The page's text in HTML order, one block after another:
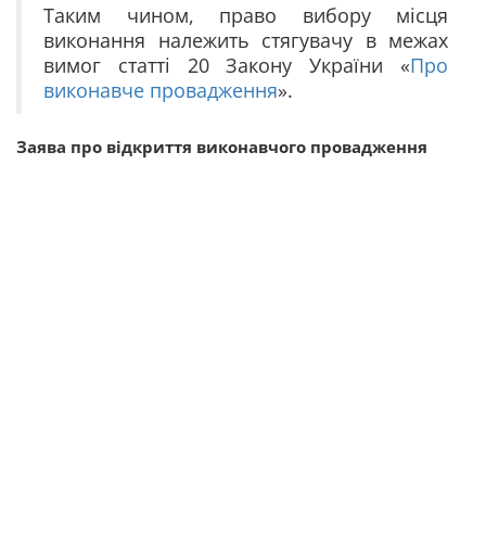
Таким чином, право вибору місця
виконання належить стягувачу в межах
вимог статті 20 Закону України «Про
виконавче провадження».
Заява про відкриття виконавчого провадження